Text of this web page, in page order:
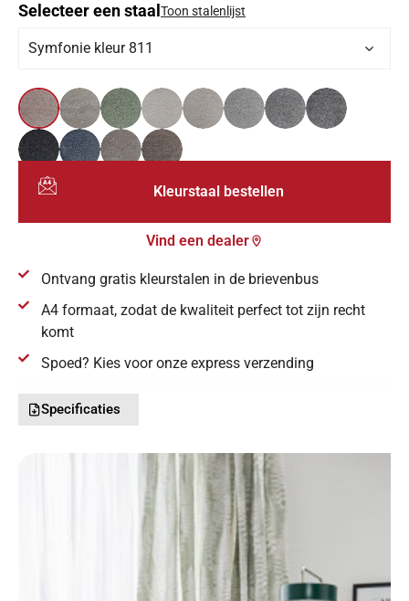
Specificaties
Selecteer een staal Toon stalenlijst
Symfonie kleur 811
Vind een dealer
Ontvang gratis kleurstalen in de brievenbus
A4 formaat, zodat de kwaliteit perfect tot zijn recht
komt
Spoed? Kies voor onze express verzending